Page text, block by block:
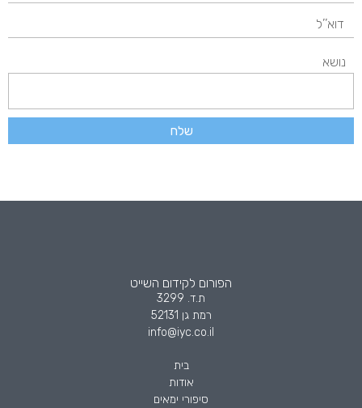
נושא
שלח
הפורום לקידום השייט
ת.ד. 3299
רמת גן 52131
info@iyc.co.il
בית
אודות
סיפורי ימאים